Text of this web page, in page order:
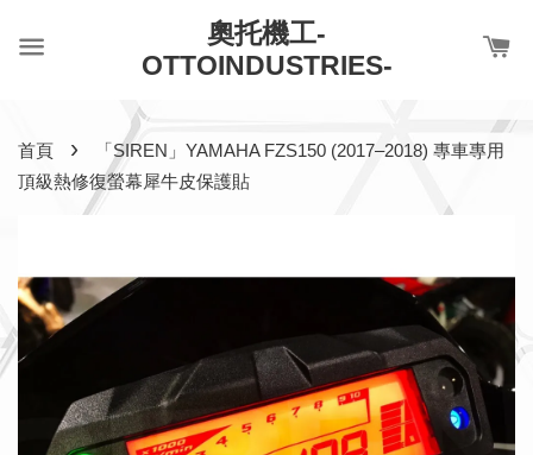
奧托機工-
OTTOINDUSTRIES-
首頁 ›
「SIREN」YAMAHA FZS150 (2017–2018) 專車專用
頂級熱修復螢幕犀牛皮保護貼